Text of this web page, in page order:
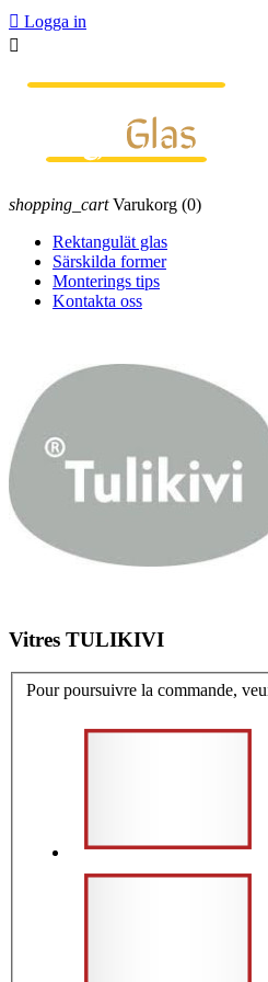
 Logga in

shopping_cart Varukorg (0)
Rektangulät glas
Särskilda former
Monterings tips
Kontakta oss
Vitres TULIKIVI
Pour poursuivre la commande,